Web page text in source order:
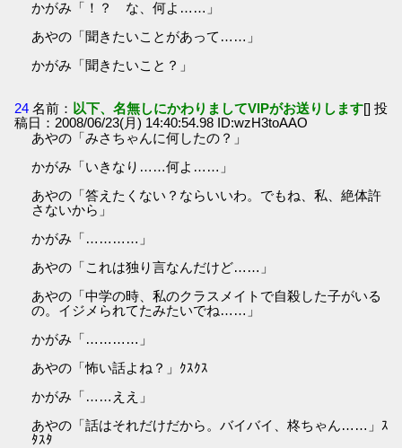
かがみ「！？ な、何よ……」
あやの「聞きたいことがあって……」
かがみ「聞きたいこと？」
24 名前： 以下、名無しにかわりましてVIPがお送りします[] 投
稿日：2008/06/23(月) 14:40:54.98 ID:wzH3toAAO
あやの「みさちゃんに何したの？」
かがみ「いきなり……何よ……」
あやの「答えたくない？ならいいわ。でもね、私、絶体許
さないから」
かがみ「…………」
あやの「これは独り言なんだけど……」
あやの「中学の時、私のクラスメイトで自殺した子がいる
の。イジメられてたみたいでね……」
かがみ「…………」
あやの「怖い話よね？」ｸｽｸｽ
かがみ「……ええ」
あやの「話はそれだけだから。バイバイ、柊ちゃん……」ｽ
ﾀｽﾀ